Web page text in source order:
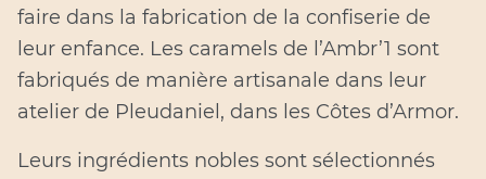
faire dans la fabrication de la confiserie de
leur enfance. Les caramels de l’Ambr’1 sont
fabriqués de manière artisanale dans leur
atelier de Pleudaniel, dans les Côtes d’Armor.
Leurs ingrédients nobles sont sélectionnés